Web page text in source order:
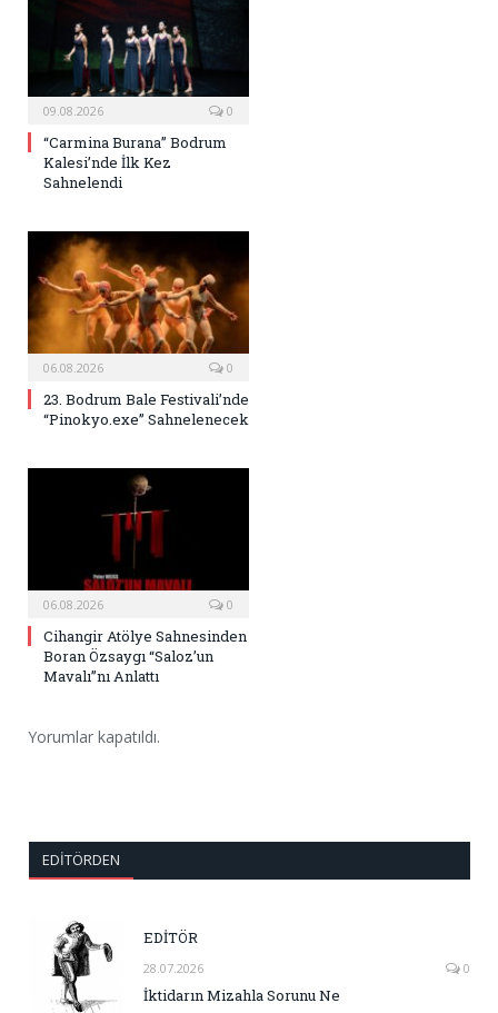
09.08.2026 0
“Carmina Burana” Bodrum
Kalesi’nde İlk Kez
Sahnelendi
06.08.2026 0
23. Bodrum Bale Festivali’nde
“Pinokyo.exe” Sahnelenecek
06.08.2026 0
Cihangir Atölye Sahnesinden
Boran Özsaygı “Saloz’un
Mavalı”nı Anlattı
Yorumlar kapatıldı.
EDITÖRDEN
EDİTÖR
28.07.2026 0
İktidarın Mizahla Sorunu Ne